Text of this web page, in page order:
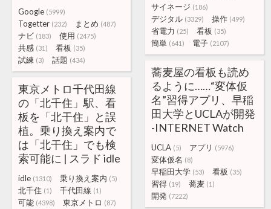
サイネージ (186)
デジタル (3329) 操作 (499)
省電力 (25) 看板 (35)
簡単 (641) 電子 (2107)
Google (5999)
Togetter (232) まとめ (487)
ナビ (183) 使用 (2475)
共感 (31) 看板 (35)
試練 (3) 話題 (434)
蕎麦屋の看板も読め
るように……“変体仮
名”習得アプリ、早稲
田大学とUCLAが開発
-INTERNET Watch
UCLA (5) アプリ (5976)
変体仮名 (8)
早稲田大学 (53) 看板 (35)
習得 (19) 蕎麦 (1)
開発 (7222)
東京メトロ千代田線
の「北千住」駅、看
板を「北干住」と誤
植。乗り換え案内で
は「北干住」でも検
索可能に | スラド idle
idle (1310) 乗り換え案内 (5)
北千住 (1) 千代田線 (1)
可能 (4398) 東京メトロ (87)